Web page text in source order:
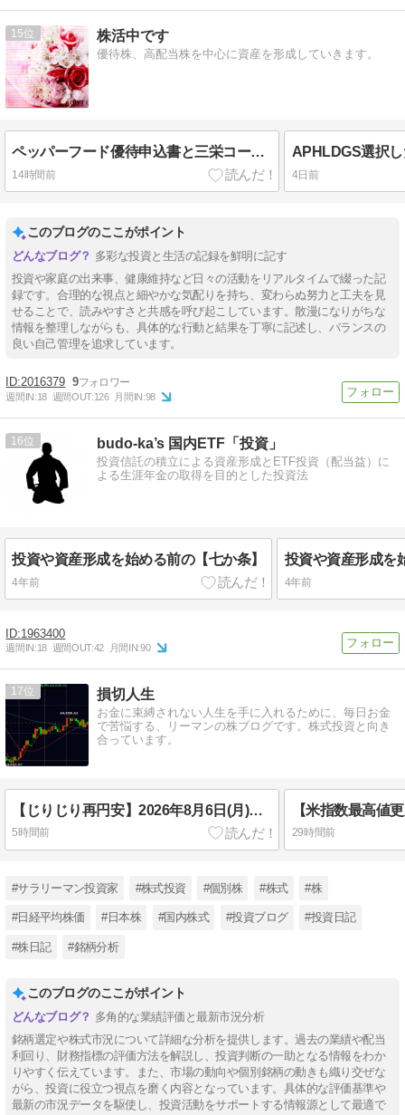
15 株活中です
優待株、高配当株を中心に資産を形成していきます。
ペッパーフード優待申込書と三栄コーポレーシヨン選択した優待品と今日の評価損益
14時間前 4日前
このブログのここがポイント
多彩な投資と生活の記録を鮮明に記す
投資や家庭の出来事、健康維持など日々の活動をリアルタイムで綴った記
録です。合理的な視点と細やかな気配りを持ち、変わらぬ努力と工夫を見
せることで、読みやすさと共感を呼び起こしています。散漫になりがちな
情報を整理しながらも、具体的な行動と結果を丁寧に記述し、バランスの
良い自己管理を追求しています。
2016379 9
週間IN:18 週間OUT:126 月間IN:98
16 budo-ka’s 国内ETF「投資」
投資信託の積立による資産形成とETF投資（配当益）に
よる生涯年金の取得を目的とした投資法
投資や資産形成を始める前の【七か条】
4年前
投資や資産形成を
4年前
1963400
週間IN:18 週間OUT:42 月間IN:90
17 損切人生
お金に束縛されない人生を手に入れるために、毎日お金
で苦悩する、リーマンの株ブログです。株式投資と向き
合っています。
【じりじり再円安】2026年8月6日(月)の株価推移(5分足チャート)と市況
5時間前 29時間前
#サラリーマン投資家 #株式投資 #個別株 #株式 #株
#日経平均株価 #日本株 #国内株式 #投資ブログ #投資日記
#株日記 #銘柄分析
このブログのここがポイント
多角的な業績評価と最新市況分析
銘柄選定や株式市況について詳細な分析を提供します。過去の業績や配当
利回り、財務指標の評価方法を解説し、投資判断の一助となる情報をわか
りやすく伝えています。また、市場の動向や個別銘柄の動きも織り交ぜな
がら、投資に役立つ視点を磨く内容となっています。具体的な評価基準や
最新の市況データを駆使し、投資活動をサポートする情報源として最適で